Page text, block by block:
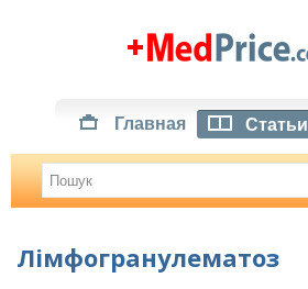
Главная Статьи
Лімфогранулематоз